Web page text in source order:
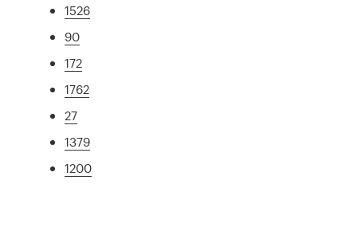
1526
90
172
1762
27
1379
1200